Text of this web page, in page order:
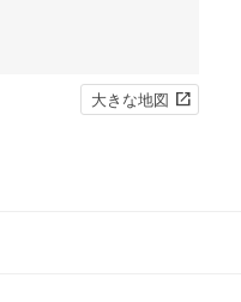
大きな地図